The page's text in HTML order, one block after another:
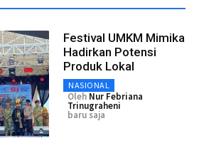
Festival UMKM Mimika
Hadirkan Potensi
Produk Lokal
NASIONAL
Oleh Nur Febriana
Trinugraheni
baru saja